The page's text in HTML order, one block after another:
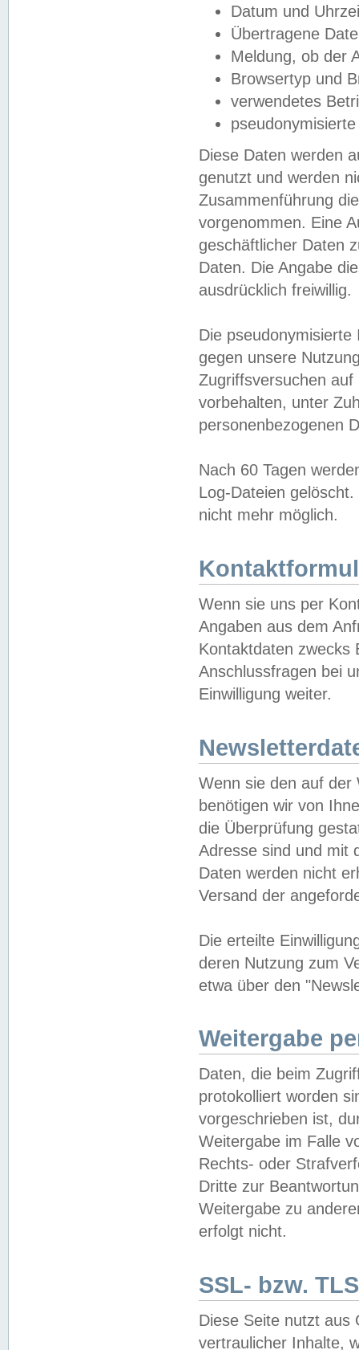
Datum und
Übertragene
Meldung, ob der
Browsertyp und
verwendetes
Diese Daten werden
genutzt und werden
Zusammenführung
vorgenommen. Eine
geschäftlicher Daten
Daten. Die Angabe
ausdrücklich freiwillig.
Die
gegen unsere
Zugriffsversuchen
vorbehalten, unter
personenbezogenen
Nach 60 Tagen
Log-Dateien
nicht mehr möglich.
Wenn sie uns per
Angaben aus dem
Kontaktdaten zwecks
Anschlussfragen bei
Einwilligung weiter.
Wenn sie den auf der
benötigen wir von
die Überprüfung
Adresse sind und mit
Daten werden nicht
Versand der
Die erteilte
deren Nutzung zum
etwa über den
Weitergabe
Daten, die beim
protokolliert worden
vorgeschrieben ist,
Weitergabe im Falle
Rechts- oder
Dritte zur
Weitergabe zu
erfolgt nicht.
SSL- bzw.
Diese Seite nutzt aus
vertraulicher Inhalte,